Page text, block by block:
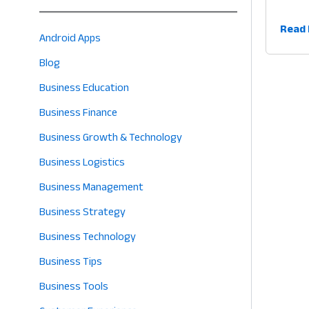
Android Apps
Blog
Business Education
Business Finance
Business Growth & Technology
Business Logistics
Business Management
Business Strategy
Business Technology
Business Tips
Business Tools